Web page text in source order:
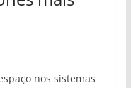
nos sistemas